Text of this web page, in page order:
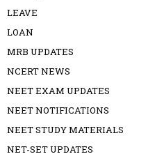
LEAVE
LOAN
MRB UPDATES
NCERT NEWS
NEET EXAM UPDATES
NEET NOTIFICATIONS
NEET STUDY MATERIALS
NET-SET UPDATES